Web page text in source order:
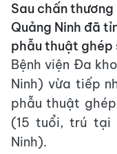
Sau chấn thương
Quảng Ninh đã
phẫu thuật ghép
Bệnh viện Đa
Ninh) vừa tiếp
phẫu thuật
(15 tuổi, trú tại
Ninh).